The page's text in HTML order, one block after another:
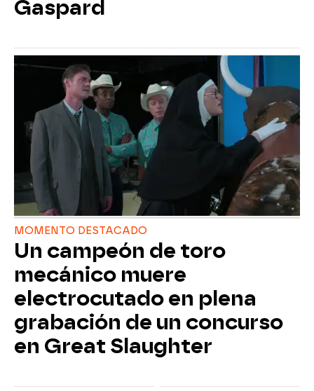
Gaspard
MOMENTO DESTACADO
Un campeón de toro
mecánico muere
electrocutado en plena
grabación de un concurso
en Great Slaughter